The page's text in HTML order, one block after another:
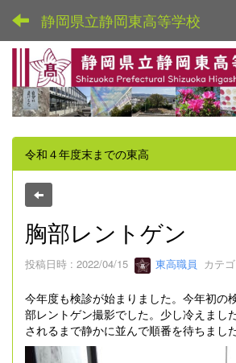
静岡県立静岡東高等学校
令和４年度末までの東高
胸部レントゲン
投稿日時 : 2022/04/15 東高職員 カテ
今年度も検診が始まりました。今年初の
部レントゲン撮影でした。少し冷えまし
されるまで静かに並んで順番を待ちました